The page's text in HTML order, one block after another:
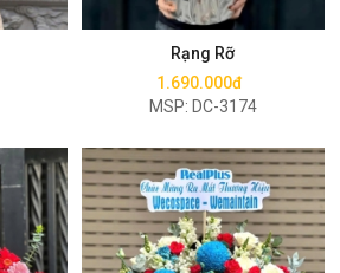
Rạng Rỡ
1.690.000đ
MSP: DC-3174
Mua ngay